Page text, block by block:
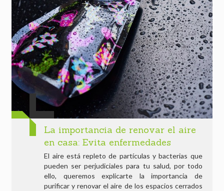
La importancia de renovar el aire
en casa: Evita enfermedades
El aire está repleto de partículas y bacterias que
pueden ser perjudiciales para tu salud, por todo
ello, queremos explicarte la importancia de
purificar y renovar el aire de los espacios cerrados